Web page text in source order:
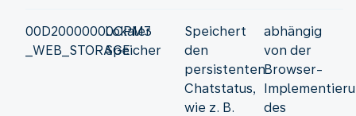
00D20000000CPM3
_WEB_STORAGE
Lokaler
Speicher
Speichert
den
persistenten
Chatstatus,
wie z. B.
abhängig
von der
Browser-
des